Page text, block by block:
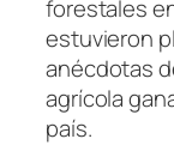
forestales
estuvieron
anécdotas
agrícola
país.